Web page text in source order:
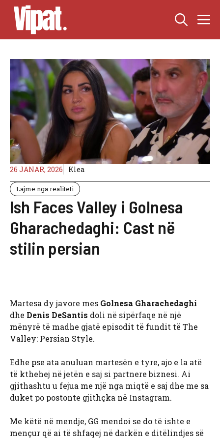
Skip
content
26 JANAR, 2026 Klea
Lajme nga realiteti
Ish Faces Valley i Golnesa
Gharachedaghi: Cast në
stilin persian
Martesa dy javore mes Golnesa Gharachedaghi
dhe Denis DeSantis doli në sipërfaqe në një
mënyrë të madhe gjatë episodit të fundit të The
Valley: Persian Style.
Edhe pse ata anuluan martesën e tyre, ajo e la atë
të kthehej në jetën e saj si partnere biznesi. Ai
gjithashtu u fejua me një nga miqtë e saj dhe me sa
duket po postonte gjithçka në Instagram.
Me këtë në mendje, GG mendoi se do të ishte e
mençur që ai të shfaqej në darkën e ditëlindjes së